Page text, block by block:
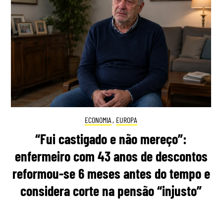
ECONOMIA , EUROPA
“Fui castigado e não mereço”:
enfermeiro com 43 anos de descontos
reformou-se 6 meses antes do tempo e
considera corte na pensão “injusto”